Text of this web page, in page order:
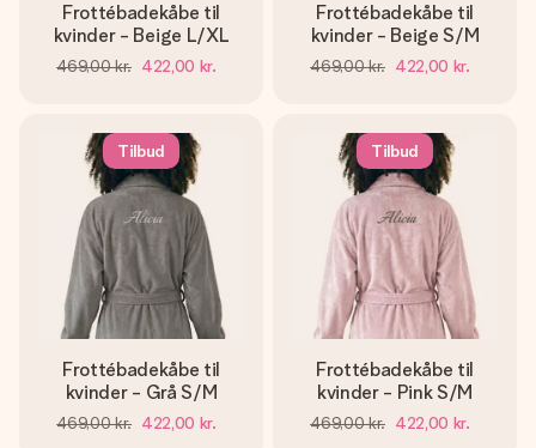
Frottébadekåbe til
kvinder - Beige L/XL
469,00 kr. 422,00 kr.
Frottébadekåbe til
kvinder - Beige S/M
469,00 kr. 422,00 kr.
Tilbud
Frottébadekåbe til
kvinder - Grå S/M
469,00 kr. 422,00 kr.
Tilbud
Frottébadekåbe til
kvinder - Pink S/M
469,00 kr. 422,00 kr.